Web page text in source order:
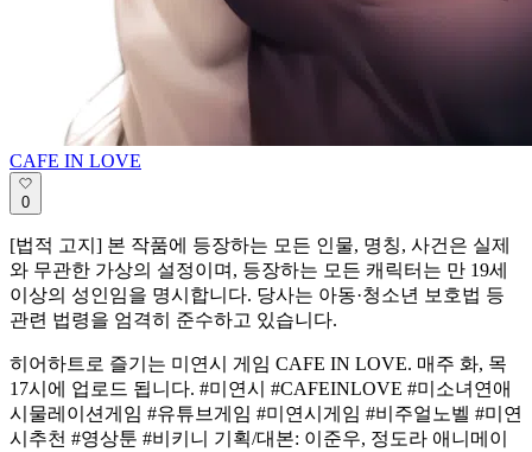
CAFE IN LOVE
0
[법적 고지] 본 작품에 등장하는 모든 인물, 명칭, 사건은 실제
와 무관한 가상의 설정이며, 등장하는 모든 캐릭터는 만 19세
이상의 성인임을 명시합니다. 당사는 아동·청소년 보호법 등
관련 법령을 엄격히 준수하고 있습니다.
히어하트로 즐기는 미연시 게임 CAFE IN LOVE. 매주 화, 목
17시에 업로드 됩니다. #미연시 #CAFEINLOVE #미소녀연애
시물레이션게임 #유튜브게임 #미연시게임 #비주얼노벨 #미연
시추천 #영상툰 #비키니 기획/대본: 이준우, 정도라 애니메이